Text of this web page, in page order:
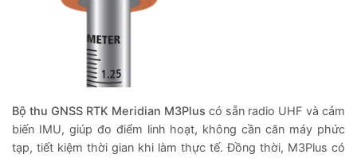
Bộ thu GNSS RTK Meridian M3Plus có sẵn radio UHF và cảm
biến IMU, giúp đo điểm linh hoạt, không cần căn máy phức
tạp, tiết kiệm thời gian khi làm thực tế. Đồng thời, M3Plus có